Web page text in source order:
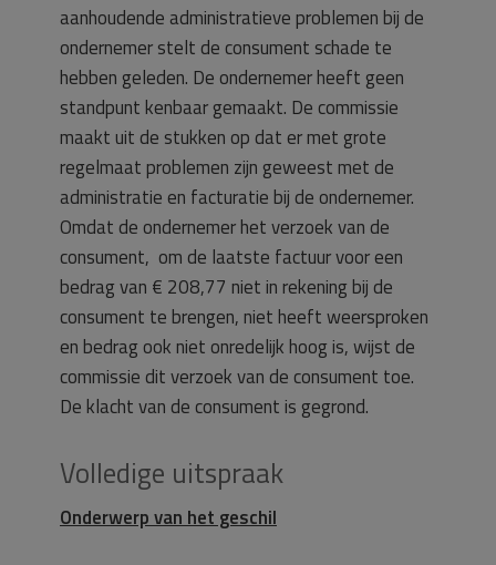
aanhoudende administratieve problemen bij de
ondernemer stelt de consument schade te
hebben geleden. De ondernemer heeft geen
standpunt kenbaar gemaakt. De commissie
maakt uit de stukken op dat er met grote
regelmaat problemen zijn geweest met de
administratie en facturatie bij de ondernemer.
Omdat de ondernemer het verzoek van de
consument, om de laatste factuur voor een
bedrag van € 208,77 niet in rekening bij de
consument te brengen, niet heeft weersproken
en bedrag ook niet onredelijk hoog is, wijst de
commissie dit verzoek van de consument toe.
De klacht van de consument is gegrond.
Volledige uitspraak
Onderwerp van het geschil